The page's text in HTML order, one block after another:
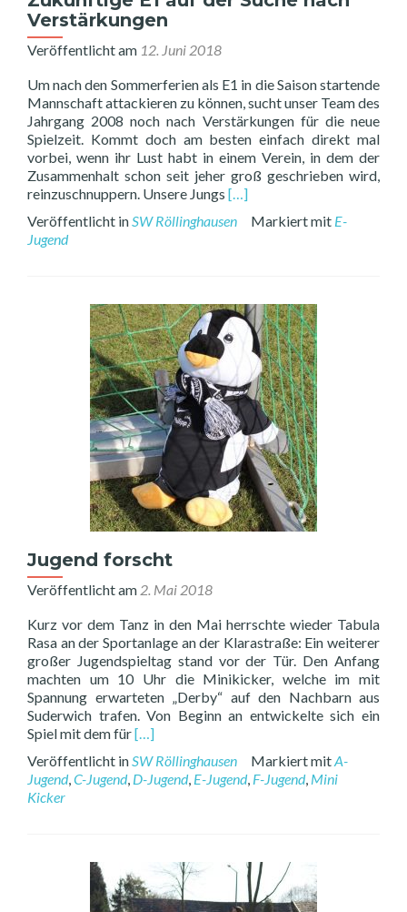
Verstärkungen
Veröffentlicht am 12. Juni 2018
Um nach den Sommerferien als E1 in die Saison startende
Mannschaft attackieren zu können, sucht unser Team des
Jahrgang 2008 noch nach Verstärkungen für die neue
Spielzeit. Kommt doch am besten einfach direkt mal
vorbei, wenn ihr Lust habt in einem Verein, in dem der
Zusammenhalt schon seit jeher groß geschrieben wird,
reinzuschnuppern. Unsere Jungs Read
about
der
Suche
nach
Verstärkungen
[…]
Veröffentlicht inSW Röllinghausen Markiert mit E-
Jugend
Jugend forscht
Veröffentlicht am 2. Mai 2018
Kurz vor dem Tanz in den Mai herrschte wieder Tabula
Rasa an der Sportanlage an der Klarastraße: Ein weiterer
großer Jugendspieltag stand vor der Tür. Den Anfang
machten um 10 Uhr die Minikicker, welche im mit
Spannung erwarteten „Derby“ auf den Nachbarn aus
Suderwich trafen. Von Beginn an entwickelte sich ein
Spiel mit dem fürRead
about
Jugend
[…]
Veröffentlicht inSW Röllinghausen Markiert mitA-
Jugend,C-Jugend, D-Jugend, E-Jugend, F-Jugend, Mini
Kicker